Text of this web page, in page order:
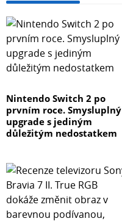
Nintendo Switch 2 po
prvním roce. Smysluplný
upgrade s jediným
důležitým nedostatkem